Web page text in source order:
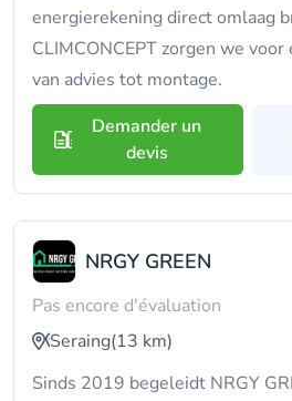
energierekening direct omlaag
CLIMCONCEPT zorgen we
van advies tot montage.
Demander un
devis
NRGY GREEN
Pas encore d'évaluation
Seraing(13 km)
Sinds 2019 begeleidt NRGY